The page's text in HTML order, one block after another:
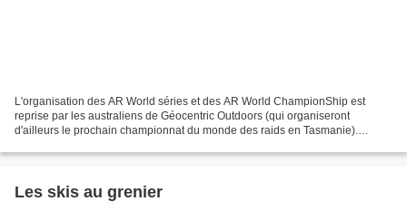
L'organisation des AR World séries et des AR World ChampionShip est
reprise par les australiens de Géocentric Outdoors (qui organiseront
d'ailleurs le prochain championnat du monde des raids en Tasmanie).
Les skis au grenier